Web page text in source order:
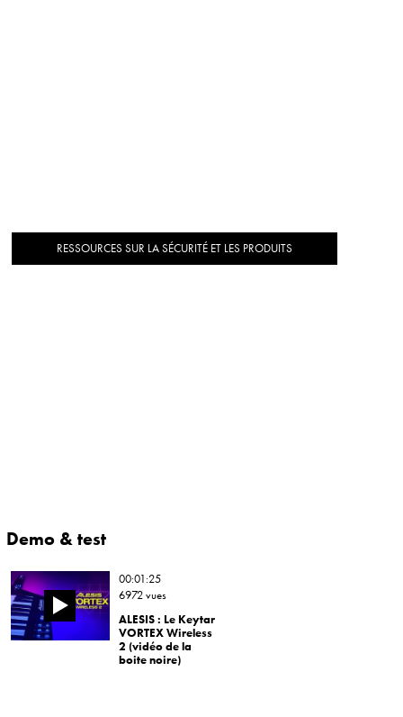
RESSOURCES SUR LA SÉCURITÉ ET LES PRODUITS
Demo & test
00:01:25
6972 vues
ALESIS : Le Keytar
VORTEX Wireless
2 (vidéo de la
boite noire)